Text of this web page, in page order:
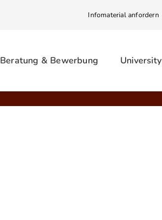
Infomaterial anfordern
Beratung & Bewerbung University